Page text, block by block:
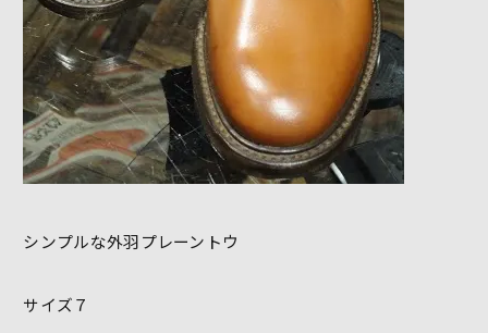
シンプルな外羽プレーントウ
サイズ７